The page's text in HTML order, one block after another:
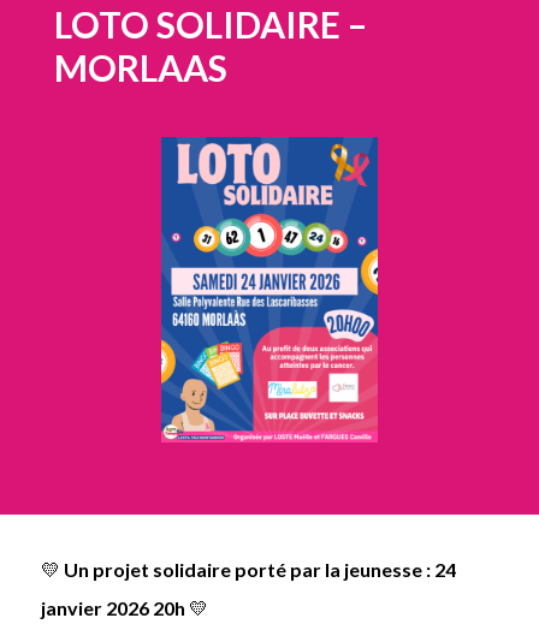
LOTO SOLIDAIRE –
MORLAAS
💛 Un projet solidaire porté par la jeunesse : 24
janvier 2026 20h 💛